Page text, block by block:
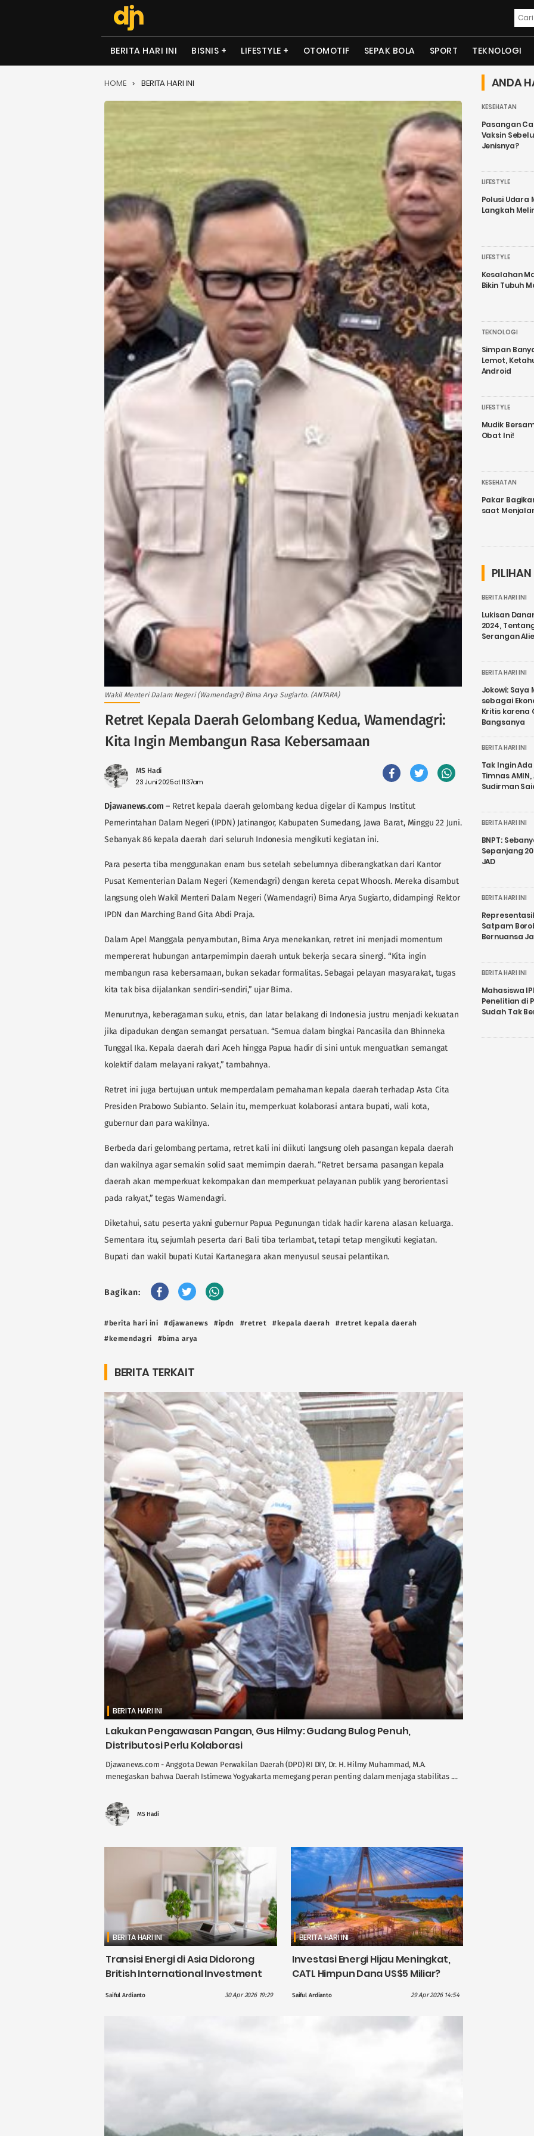
BERITA HARI INI BISNIS LIFESTYLE OTOMOTIF SEPAK BOLA SPORT TEKNOLOGI
HOME BERITA HARI INI
Wakil Menteri Dalam Negeri (Wamendagri) Bima Arya Sugiarto. (ANTARA)
Retret Kepala Daerah Gelombang Kedua, Wamendagri:
Kita Ingin Membangun Rasa Kebersamaan
MS Hadi
23 Juni 2025 at 11:37am
Djawanews.com – Retret kepala daerah gelombang kedua digelar di Kampus Institut
Pemerintahan Dalam Negeri (IPDN) Jatinangor, Kabupaten Sumedang, Jawa Barat, Minggu 22 Juni.
Sebanyak 86 kepala daerah dari seluruh Indonesia mengikuti kegiatan ini.
Para peserta tiba menggunakan enam bus setelah sebelumnya diberangkatkan dari Kantor
Pusat Kementerian Dalam Negeri (Kemendagri) dengan kereta cepat Whoosh. Mereka disambut
langsung oleh Wakil Menteri Dalam Negeri (Wamendagri) Bima Arya Sugiarto, didampingi Rektor
IPDN dan Marching Band Gita Abdi Praja.
Dalam Apel Manggala penyambutan, Bima Arya menekankan, retret ini menjadi momentum
mempererat hubungan antarpemimpin daerah untuk bekerja secara sinergi. “Kita ingin
membangun rasa kebersamaan, bukan sekadar formalitas. Sebagai pelayan masyarakat, tugas
kita tak bisa dijalankan sendiri-sendiri,” ujar Bima.
Menurutnya, keberagaman suku, etnis, dan latar belakang di Indonesia justru menjadi kekuatan
jika dipadukan dengan semangat persatuan. “Semua dalam bingkai Pancasila dan Bhinneka
Tunggal Ika. Kepala daerah dari Aceh hingga Papua hadir di sini untuk menguatkan semangat
kolektif dalam melayani rakyat,” tambahnya.
Retret ini juga bertujuan untuk memperdalam pemahaman kepala daerah terhadap Asta Cita
Presiden Prabowo Subianto. Selain itu, memperkuat kolaborasi antara bupati, wali kota,
gubernur dan para wakilnya.
Berbeda dari gelombang pertama, retret kali ini diikuti langsung oleh pasangan kepala daerah
dan wakilnya agar semakin solid saat memimpin daerah. “Retret bersama pasangan kepala
daerah akan memperkuat kekompakan dan memperkuat pelayanan publik yang berorientasi
pada rakyat,” tegas Wamendagri.
Diketahui, satu peserta yakni gubernur Papua Pegunungan tidak hadir karena alasan keluarga.
Sementara itu, sejumlah peserta dari Bali tiba terlambat, tetapi tetap mengikuti kegiatan.
Bupati dan wakil bupati Kutai Kartanegara akan menyusul seusai pelantikan.
Bagikan:
#berita hari ini #djawanews #ipdn #retret #kepala daerah
#retret kepala daerah
#kemendagri
#bima arya
BERITA TERKAIT
BERITA HARI INI
Lakukan Pengawasan Pangan, Gus Hilmy: Gudang Bulog Penuh,
Distributosi Perlu Kolaborasi
Djawanews.com - Anggota Dewan Perwakilan Daerah (DPD) RI DIY, Dr. H. Hilmy Muhammad, M.A.
menegaskan bahwa Daerah Istimewa Yogyakarta memegang peran penting dalam menjaga stabilitas ....
MS Hadi
BERITA HARI INI
Transisi Energi di Asia Didorong
British International Investment
Saiful Ardianto 30 Apr 2026 19:29
BERITA HARI INI
Investasi Energi Hijau Meningkat,
CATL Himpun Dana US$5 Miliar?
Saiful Ardianto 29 Apr 2026 14:54
ANDA
KESEHATAN
Pasangan
Vaksin
Jenisnya?
LIFESTYLE
Polusi Udara
Langkah
LIFESTYLE
Kesalahan
Bikin Tubuh
TEKNOLOGI
Simpan
Lemot,
Android
LIFESTYLE
Mudik
Obat Ini!
KESEHATAN
Pakar
saat
PILIHAN
BERITA HARI INI
Lukisan
2024,
Serangan
BERITA HARI INI
Jokowi: Saya
sebagai
Kritis karena
Bangsanya
BERITA HARI INI
Tak Ingin
Timnas
Sudirman
BERITA HARI INI
BNPT:
Sepanjang
JAD
BERITA HARI INI
Satpam
Bernuansa
BERITA HARI INI
Mahasiswa
Penelitian di
Sudah Tak